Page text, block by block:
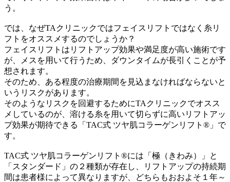
う。
では、なぜTAクリニックではフェイスリフトではなく 糸リ
フトをオススメするのでしょうか？
フェイスリフトはリフトアップ効果や満足度が高い施術です
が、メスを用いて行うため、ダウンタイムが長引くことが予
想されます。
そのため、ある程度の治療期間 を見込まなければならないと
いうリスクがあります。
そのようなリスクを回避するためにTAクリニックでオスス
メしているのが、溶ける糸を用いて切らずに高いリフトアッ
プ効果が期待できる 「TAC式 ツヤ肌コラーゲンリフト®」 で
す。
TAC式 ツヤ肌コラーゲンリフト®には 「極（きわみ）」
と
「スタンダード」 の ２種類が存在し、リフトアップの持続期
間は患者様によって異なりますが、どちらもおおよそ １年～